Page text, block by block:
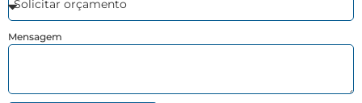
Mensagem